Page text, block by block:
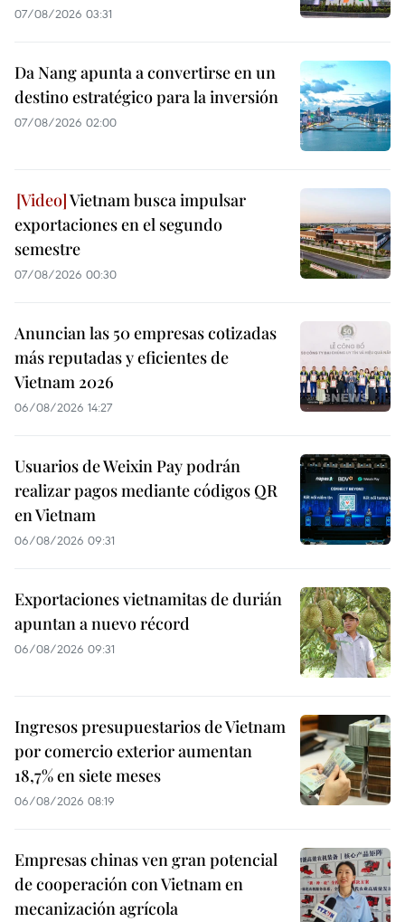
07/08/2026 03:31
Da Nang apunta a convertirse en un
destino estratégico para la inversión
07/08/2026 02:00
Vietnam busca impulsar
exportaciones en el segundo
semestre
07/08/2026 00:30
Anuncian las 50 empresas cotizadas
más reputadas y eficientes de
Vietnam 2026
06/08/2026 14:27
Usuarios de Weixin Pay podrán
realizar pagos mediante códigos QR
en Vietnam
06/08/2026 09:31
Exportaciones vietnamitas de durián
apuntan a nuevo récord
06/08/2026 09:31
Ingresos presupuestarios de Vietnam
por comercio exterior aumentan
18,7% en siete meses
06/08/2026 08:19
Empresas chinas ven gran potencial
de cooperación con Vietnam en
mecanización agrícola